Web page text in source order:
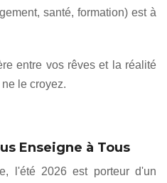
santé, formation) est à
entre vos rêves et la réalité
le croyez.
Enseigne à Tous
l'été 2026 est porteur d'un